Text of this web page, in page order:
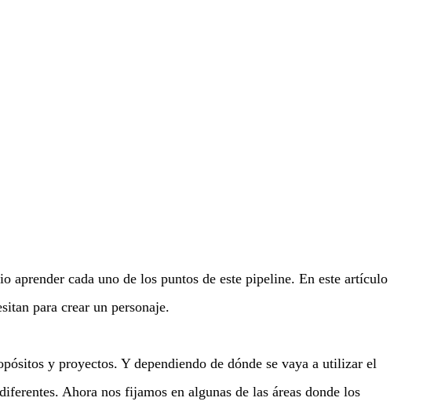
aprender cada uno de los puntos de este pipeline. En este artículo
para crear un personaje.
y proyectos. Y dependiendo de dónde se vaya a utilizar el
Ahora nos fijamos en algunas de las áreas donde los